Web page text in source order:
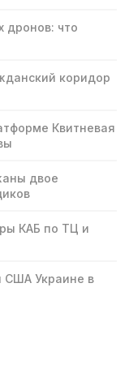
дронов: что
коридор
Квитневая
двое
КАБ по ТЦ и
США Украине в